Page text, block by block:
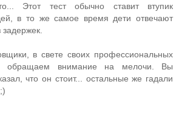
Этот тест обычно ставит втупик
в то же самое время дети отвечают
в свете своих профессиональных
обращаем внимание на мелочи. Вы
что он стоит... остальные же гадали